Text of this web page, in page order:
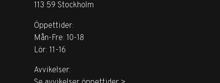
113 59 Stockholm
Öppettider:
Mån-Fre: 10-18
Lör: 11-16
Avvikelser: